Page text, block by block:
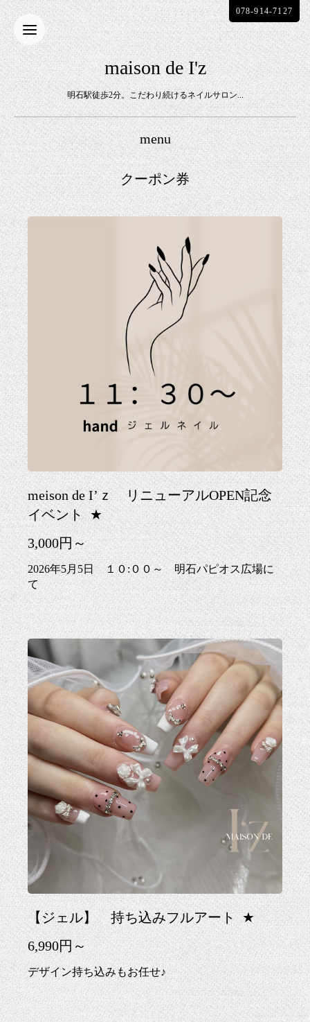
maison de I'z
明石駅徒歩2分。こだわり続けるネイルサロン...
078-914-7127
menu
クーポン券
meison de I’ｚ リニューアルOPEN記念
イベント ★
3,000円～
2026年5月5日 １０:００～ 明石パピオス広場に
て
【ジェル】 持ち込みフルアート ★
6,990円～
デザイン持ち込みもお任せ♪